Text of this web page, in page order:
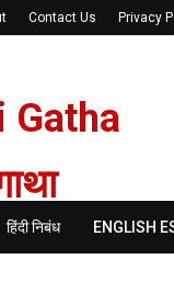
Contact Us Privacy
Gatha
हिंदी निबंध ENGLISH